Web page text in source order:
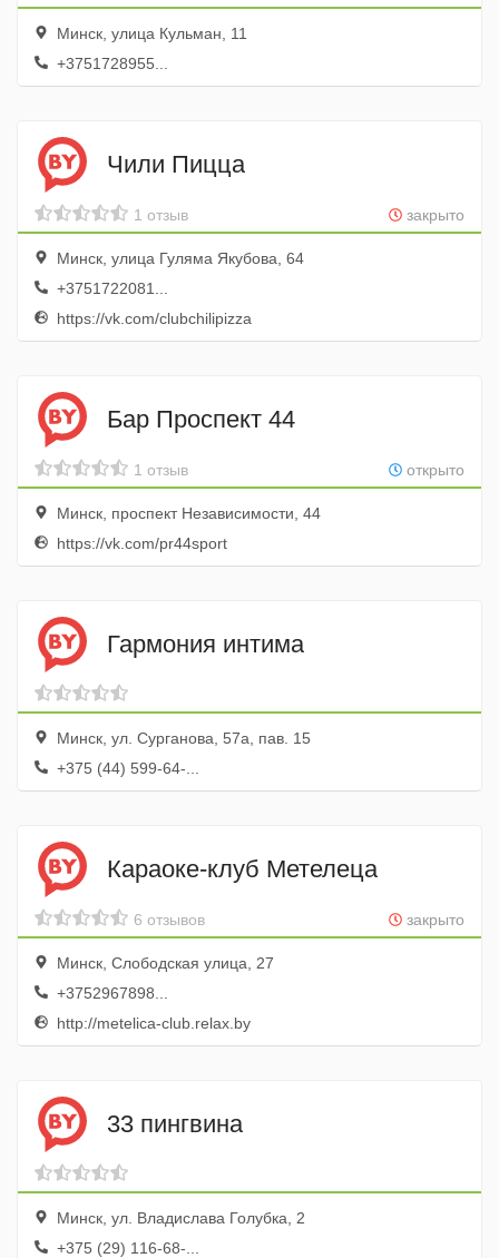
Минск, улица Кульман, 11
+3751728955...
Чили Пицца
закрыто
1 отзыв
Минск, улица Гуляма Якубова, 64
+3751722081...
https://vk.com/clubchilipizza
Бар Проспект 44
открыто
1 отзыв
Минск, проспект Независимости, 44
https://vk.com/pr44sport
Гармония интима
Минск, ул. Сурганова, 57а, пав. 15
+375 (44) 599-64-...
Караоке-клуб Метелеца
закрыто
6 отзывов
Минск, Слободская улица, 27
+3752967898...
http://metelica-club.relax.by
33 пингвина
Минск, ул. Владислава Голубка, 2
+375 (29) 116-68-...